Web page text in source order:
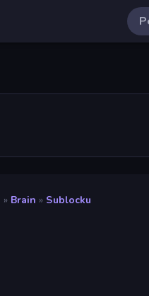
» Brain » Sublocku